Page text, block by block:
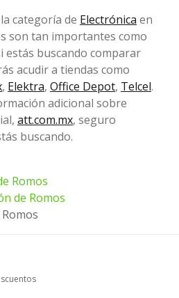
categoría de Electrónica en
son tan importantes como
estás buscando comparar
acudir a tiendas como
, Elektra, Office Depot, Telcel.
adicional sobre
att.com.mx, seguro
buscando.
Romos
de Romos